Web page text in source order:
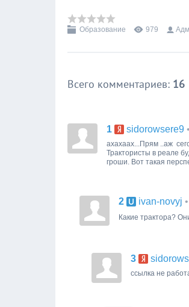
Образование 979
Всего комментариев: 16
1 sidorowsere9
ахахаах...Прям ..аж
Трактористы в реале
гроши. Вот такая
2 ivan-novyj
Какие трактора?
3
ссылка не